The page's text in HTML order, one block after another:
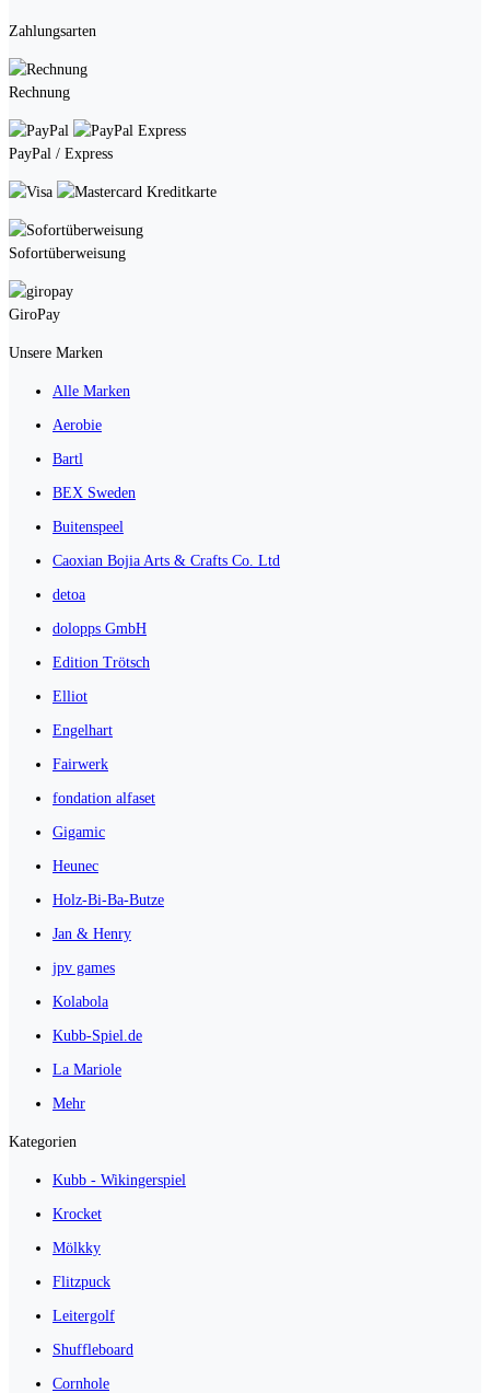
Zahlungsarten
Rechnung
PayPal / Express
Kreditkarte
Sofortüberweisung
GiroPay
Unsere Marken
Alle Marken
Aerobie
Bartl
BEX Sweden
Buitenspeel
Caoxian Bojia Arts & Crafts Co. Ltd
detoa
dolopps GmbH
Edition Trötsch
Elliot
Engelhart
Fairwerk
fondation alfaset
Gigamic
Heunec
Holz-Bi-Ba-Butze
Jan & Henry
jpv games
Kolabola
Kubb-Spiel.de
La Mariole
Mehr
Kategorien
Kubb - Wikingerspiel
Krocket
Mölkky
Flitzpuck
Leitergolf
Shuffleboard
Cornhole